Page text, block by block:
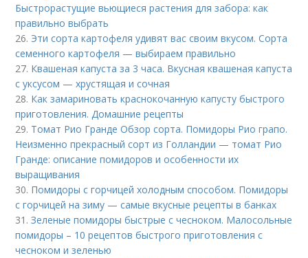
Быстрорастущие вьющиеся растения для забора: как
правильно выбрать
26. Эти сорта картофеля удивят вас своим вкусом. Сорта
семенного картофеля — выбираем правильно
27. Квашеная капуста за 3 часа. Вкусная квашеная капуста
с уксусом — хрустящая и сочная
28. Как замариновать краснокочанную капусту быстрого
приготовления. Домашние рецепты
29. Томат Рио Гранде Обзор сорта. Помидоры Рио грапо.
Неизменно прекрасный сорт из Голландии — томат Рио
Гранде: описание помидоров и особенности их
выращивания
30. Помидоры с горчицей холодным способом. Помидоры
с горчицей на зиму — самые вкусные рецепты в банках
31.Зеленые помидоры быстрые с чесноком. Малосольные
помидоры – 10 рецептов быстрого приготовления с
чесноком и зеленью